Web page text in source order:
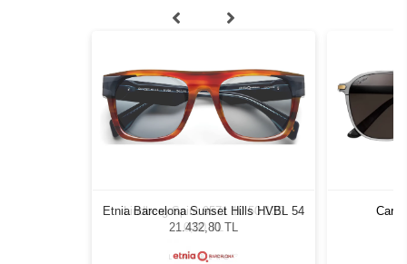
Etnia Barcelona Sunset Hills HVBL 54
21.432,80 TL
Lindberg Spirit 9571 10 50 135
0,00 TL